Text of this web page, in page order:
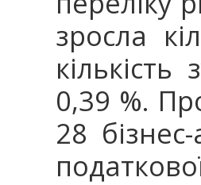
зросла
0,39 %.
28